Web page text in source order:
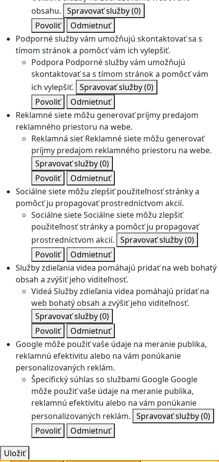
obsahu. Spravovať služby(0)
Povoliť
Odmietnuť
Podporné služby vám umožňujú skontaktovať sa s
tímom stránok a pomôcť vám ich vylepšiť.
Podpora Podporné služby vám umožňujú
skontaktovať sa s tímom stránok a pomôcť vám
ich vylepšiť. Spravovať služby(0)
Povoliť
Odmietnuť
Reklamné siete môžu generovať príjmy predajom
reklamného priestoru na webe.
Reklamná sieť Reklamné siete môžu generovať
príjmy predajom reklamného priestoru na webe.
Spravovať služby(0)
Povoliť
Odmietnuť
Sociálne siete môžu zlepšiť použiteľnosť stránky a
pomôcť ju propagovať prostredníctvom akcií.
Sociálne sieteSociálne siete môžu zlepšiť
použiteľnosť stránky a pomôcť ju propagovať
prostredníctvom akcií. Spravovať služby(0)
Povoliť
Odmietnuť
Služby zdieľania videa pomáhajú pridať na web bohatý
obsah a zvýšiť jeho viditeľnosť.
Videá Služby zdieľania videa pomáhajú pridať na
web bohatý obsah a zvýšiť jeho viditeľnosť.
Spravovať služby(0)
Povoliť
Odmietnuť
Google môže použiť vaše údaje na meranie publika,
reklamnú efektivitu alebo na vám ponúkanie
personalizovaných reklám.
Špecifický súhlas so službami Google Google
môže použiť vaše údaje na meranie publika,
reklamnú efektivitu alebo na vám ponúkanie
personalizovaných reklám. Spravovať služby(0)
Povoliť
Odmietnuť
Uložiť